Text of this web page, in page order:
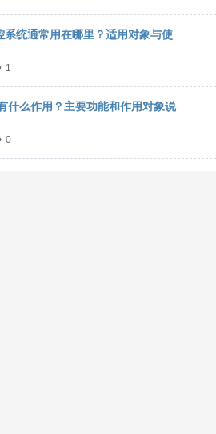
统通常用在哪里？适用对象与使
1
什么作用？主要功能和作用对象说
0